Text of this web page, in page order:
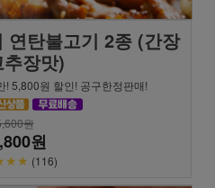
연탄불고기 2종 (간장
장맛)
5,800원 할인! 공구한정판매!
원
원
(116)